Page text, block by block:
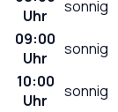
Uhr
sonnig
09:00
Uhr
sonnig
10:00
Uhr
sonnig